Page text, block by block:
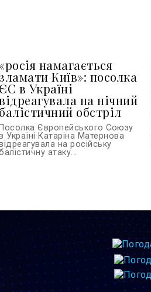
намагається
зламати Київ»: посолка
ЄС в Україні
на нічний
балістичний обстріл
Посолка Європейського Союзу
Україні Катаріна Матернова
на російську
атаку...